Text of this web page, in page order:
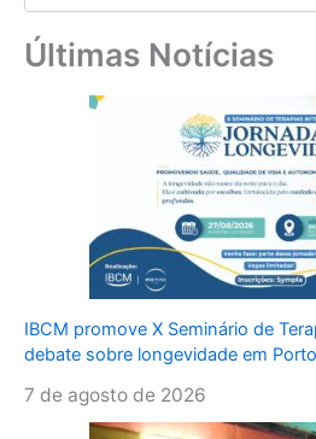
Últimas Notícias
IBCM promove X Seminário de
debate sobre longevidade em
7 de agosto de 2026